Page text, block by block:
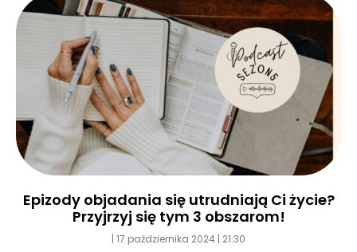
Epizody objadania się utrudniają Ci życie?
Przyjrzyj się tym 3 obszarom!
17 października 2024 21:30